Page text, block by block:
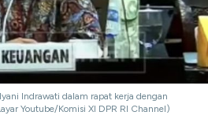
Indrawati dalam rapat kerja dengan
Youtube/Komisi XI DPR RI Channel)